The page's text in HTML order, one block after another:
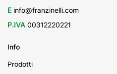
E info@franzinelli.com
P.IVA 00312220221
Info
Prodotti